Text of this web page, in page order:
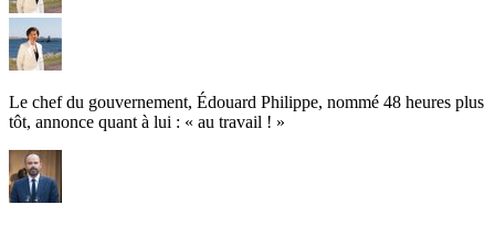
Le chef du gouvernement, Édouard Philippe, nommé 48 heures plus
tôt, annonce quant à lui : « au travail ! »